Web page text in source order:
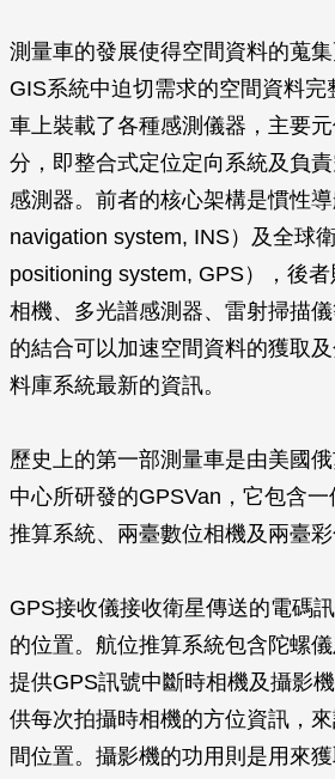
測量車的發展使得空間資料的蒐
GIS系統中迫切需求的空間資料
車上裝載了各種感測儀器，主要
分，即整合式定位定向系統及負
感測器。前者的核心架構是慣性
navigation system, INS）及全球
positioning system, GPS），後
相機、多光譜感測器、雷射掃描
的結合可以加速空間資料的獲取
料庫系統最新的資訊。
歷史上的第一部測量車是由美國
中心所研發的GPSVan，它包含
推算系統、兩臺數位相機及兩臺彩
GPS接收儀接收衛星傳送的電碼
的位置。航位推算系統包含陀螺
提供GPS訊號中斷時相機及攝影
供每次拍攝時相機的方位資訊，
間位置。攝影機的功用則是用來